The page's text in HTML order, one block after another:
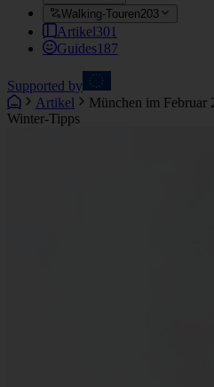
Walking-Touren203
Artikel301
Guides187
Supported by
Artikel
München im Februar
Winter-Tipps